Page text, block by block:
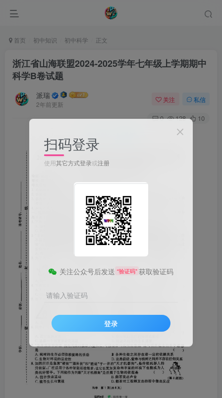
首页 初中知识 初中科学 正文
浙江省山海联盟2024-2025学年七年级上学期期中
科学B卷试题
派瑞
2年前更新
关注 私信
0 128 10
扫码登录
使用其它方式登录或注册
关注公众号后发送 “验证码” 获取验证码
请输入验证码
登录